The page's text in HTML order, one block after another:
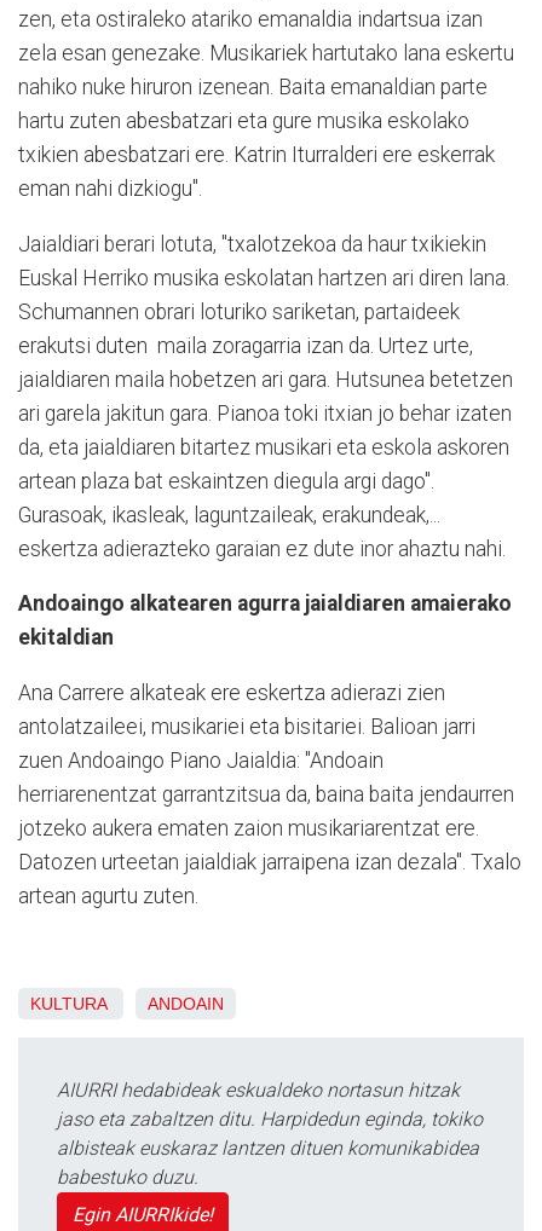
zen, eta ostiraleko atariko emanaldia indartsua izan
zela esan genezake. Musikariek hartutako lana eskertu
nahiko nuke hiruron izenean. Baita emanaldian parte
hartu zuten abesbatzari eta gure musika eskolako
txikien abesbatzari ere. Katrin Iturralderi ere eskerrak
eman nahi dizkiogu".
Jaialdiari berari lotuta, "txalotzekoa da haur txikiekin
Euskal Herriko musika eskolatan hartzen ari diren lana.
Schumannen obrari loturiko sariketan, partaideek
erakutsi duten maila zoragarria izan da. Urtez urte,
jaialdiaren maila hobetzen ari gara. Hutsunea betetzen
ari garela jakitun gara. Pianoa toki itxian jo behar izaten
da, eta jaialdiaren bitartez musikari eta eskola askoren
artean plaza bat eskaintzen diegula argi dago".
Gurasoak, ikasleak, laguntzaileak, erakundeak,...
eskertza adierazteko garaian ez dute inor ahaztu nahi.
Andoaingo alkatearen agurra jaialdiaren amaierako
ekitaldian
Ana Carrere alkateak ere eskertza adierazi zien
antolatzaileei, musikariei eta bisitariei. Balioan jarri
zuen Andoaingo Piano Jaialdia: "Andoain
herriarenentzat garrantzitsua da, baina baita jendaurren
jotzeko aukera ematen zaion musikariarentzat ere.
Datozen urteetan jaialdiak jarraipena izan dezala". Txalo
artean agurtu zuten.
KULTURA ANDOAIN
AIURRI hedabideak eskualdeko nortasun hitzak
jaso eta zabaltzen ditu. Harpidedun eginda, tokiko
albisteak euskaraz lantzen dituen komunikabidea
babestuko duzu.
Egin AIURRIkide!